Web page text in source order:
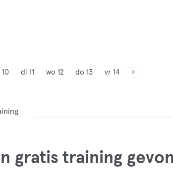
10 di 11 wo 12 do 13 vr 14
gratis training